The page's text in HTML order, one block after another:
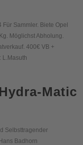
Sammler. Biete Opel
Möglichst Abholung.
400€ VB +
L.Masuth
Matic
Selbsttragender
Badhorn